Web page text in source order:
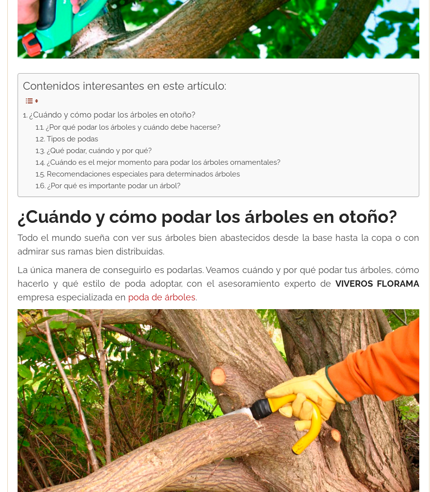
Contenidos interesantes en este artículo:
¿Cuándo y cómo podar los árboles en otoño?
¿Por qué podar los árboles y cuándo debe hacerse?
Tipos de podas
¿Qué podar, cuándo y por qué?
¿Cuándo es el mejor momento para podar los árboles ornamentales?
Recomendaciones especiales para determinados árboles
¿Por qué es importante podar un árbol?
¿Cuándo y cómo podar los árboles en otoño?
Todo el mundo sueña con ver sus árboles bien abastecidos desde la base hasta la copa o con
admirar sus ramas bien distribuidas.
La única manera de conseguirlo es podarlas. Veamos cuándo y por qué podar tus árboles, cómo
hacerlo y qué estilo de poda adoptar, con el asesoramiento experto deVIVEROS FLORAMA
empresa especializada en poda de árboles.